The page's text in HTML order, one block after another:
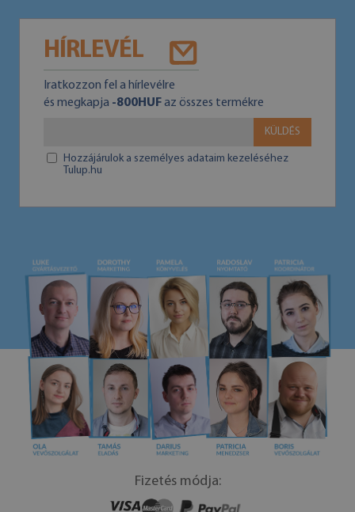
HÍRLEVÉL
Iratkozzon fel a hírlevélre
és megkapja -800HUFaz összes termékre
KÜLDÉS
Hozzájárulok a személyes adataim kezeléséhez
Tulup.hu
Fizetés módja: